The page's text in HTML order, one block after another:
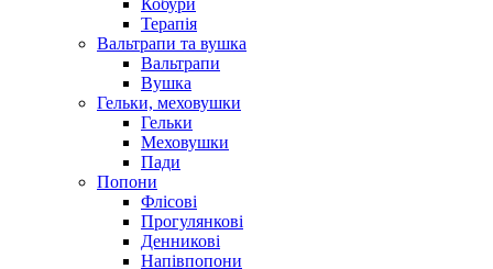
Кобури
Терапія
Вальтрапи та вушка
Вальтрапи
Вушка
Гельки, меховушки
Гельки
Меховушки
Пади
Попони
Флісові
Прогулянкові
Денникові
Напівпопони